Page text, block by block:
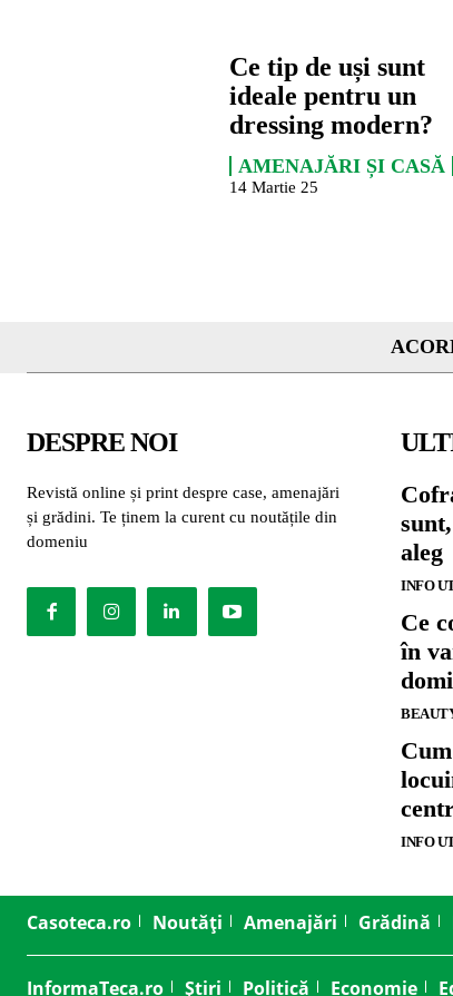
Ce tip de uși sunt
ideale pentru un
dressing modern?
AMENAJĂRI ȘI CASĂ
14 Martie 25
DESPRE NOI
Revistă online și print despre case, amenajări
și grădini. Te ținem la curent cu noutățile din
domeniu
aleg
INFO
Ce
în
INFO
Casoteca.ro Noutăți Amenajări Grădină
InformaTeca.ro Știri Politică Economie